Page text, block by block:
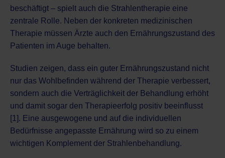
beschäftigt – spielt auch die Strahlentherapie eine
zentrale Rolle. Neben der konkreten medizinischen
Therapie müssen Ärzte auch den Ernährungszustand des
Patienten im Auge behalten.
Studien zeigen, dass ein guter Ernährungszustand nicht
nur das Wohlbefinden während der Therapie verbessert,
sondern auch die Verträglichkeit der Behandlung erhöht
und damit sogar den Therapieerfolg positiv beeinflusst
[1]. Eine ausgewogene und auf die individuellen
Bedürfnisse angepasste Ernährung wird so zu einem
wichtigen Komplement der Strahlenbehandlung.